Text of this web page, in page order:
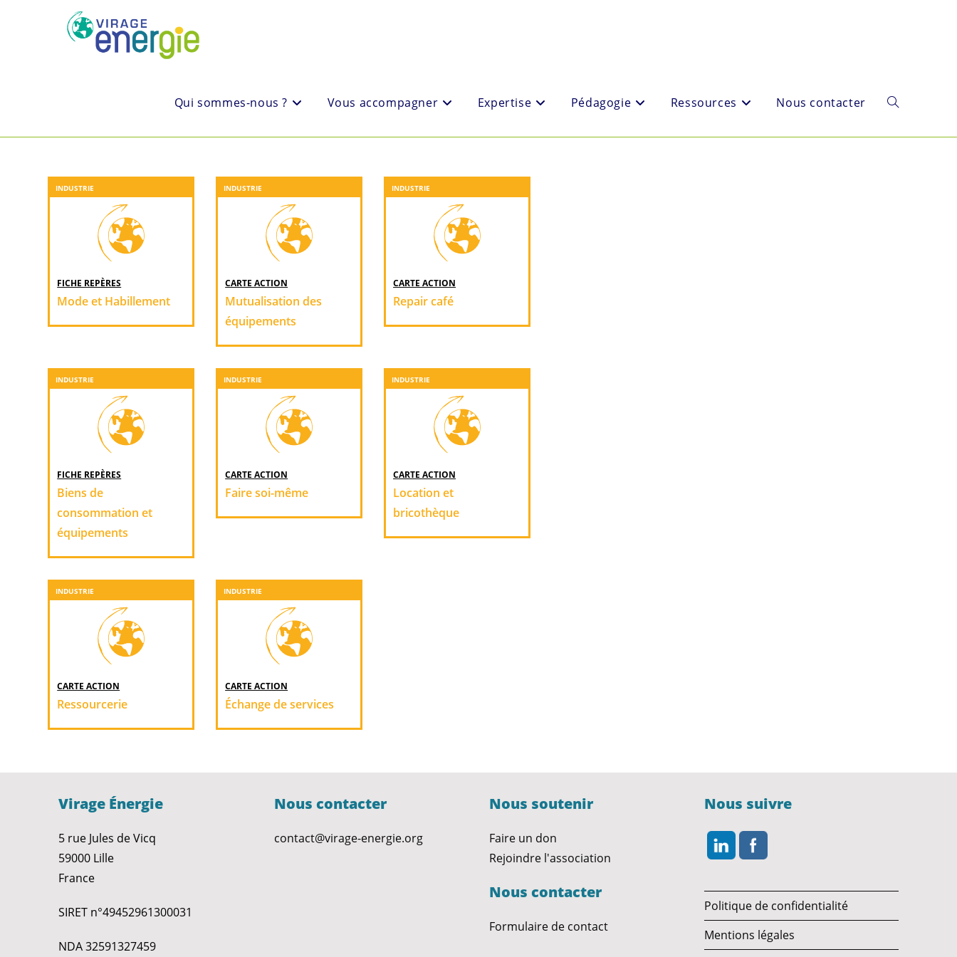
Qui sommes-nous ? Vous accompagner Expertise Pédagogie Ressources Nous contacter Toggle
INDUSTRIE
FICHE REPÈRES
Mode et Habillement
INDUSTRIE
CARTE ACTION
Mutualisation des
équipements
INDUSTRIE
CARTE ACTION
Repair café
INDUSTRIE
FICHE REPÈRES
Biens de
consommation et
équipements
INDUSTRIE
CARTE ACTION
Faire soi-même
INDUSTRIE
CARTE ACTION
Location et
bricothèque
INDUSTRIE
CARTE ACTION
Ressourcerie
INDUSTRIE
CARTE ACTION
Échange de services
Virage Énergie
5 rue Jules de Vicq
59000 Lille
France
SIRET n°49452961300031
NDA 32591327459
Nous contacter
contact@virage-energie.org
Nous soutenir
Faire un don
Rejoindre l'association
Nous contacter
Formulaire de contact
Nous suivre
Politique de confidentialité
Mentions légales